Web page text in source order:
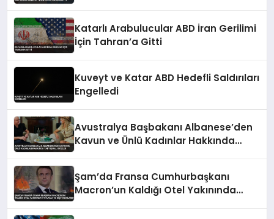
Katarlı Arabulucular ABD İran Gerilimi
İçin Tahran’a Gitti
Kuveyt ve Katar ABD Hedefli Saldırıları
Engelledi
Avustralya Başbakanı Albanese’den
Kavun ve Ünlü Kadınlar Hakkında
Şam’da Fransa Cumhurbaşkanı
Macron’un Kaldığı Otel Yakınında